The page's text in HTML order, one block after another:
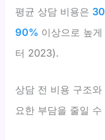
평균 상담 비용은
90% 이상으로 높
터 2023).
상담 전 비용 구조
요한 부담을 줄일